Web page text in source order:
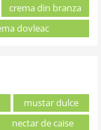
crema din branza
dovleac
mustar dulce
nectar de caise